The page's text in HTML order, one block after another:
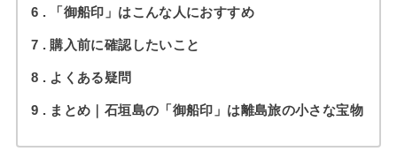
6 「御船印」はこんな人におすすめ
7 購入前に確認したいこと
8 よくある疑問
9 まとめ｜石垣島の「御船印」は離島旅の小さな宝物